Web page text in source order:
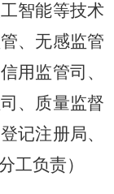
智能等技术
、无感监管
用监管司、
、质量监督
记注册局、
工负责）